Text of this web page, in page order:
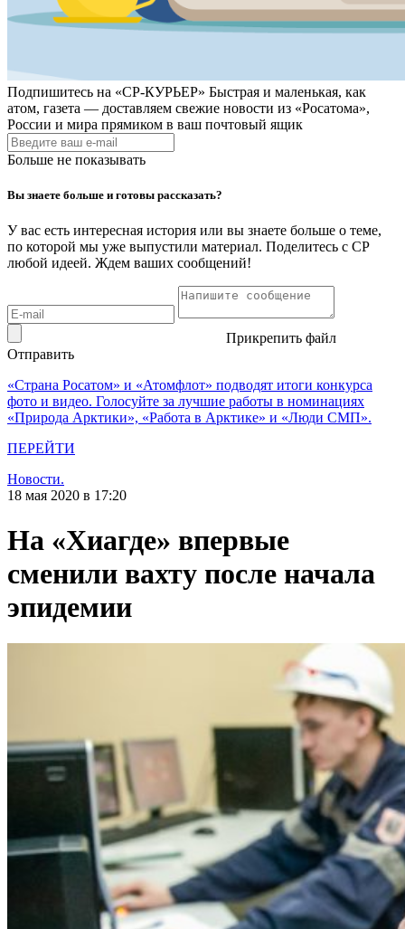
Подпишитесь на «СР-КУРЬЕР» Быстрая и маленькая, как
атом, газета — доставляем свежие новости из «Росатома»,
России и мира прямиком в ваш почтовый ящик
Больше не показывать
Вы знаете больше и готовы рассказать?
У вас есть интересная история или вы знаете больше о теме,
по которой мы уже выпустили материал. Поделитесь с СР
любой идеей. Ждем ваших сообщений!
Прикрепить файл
Отправить
«Страна Росатом» и «Атомфлот» подводят итоги конкурса
фото и видео. Голосуйте за лучшие работы в номинациях
«Природа Арктики», «Работа в Арктике» и «Люди СМП».
ПЕРЕЙТИ
Новости.
18 мая 2020 в 17:20
На «Хиагде» впервые
сменили вахту после начала
эпидемии